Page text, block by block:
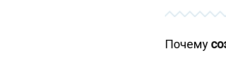
Почему